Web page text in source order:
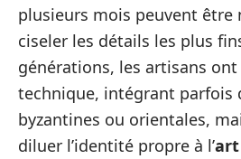
plusieurs mois peuvent être
ciseler les détails les plus
générations, les artisans
technique, intégrant parfois
byzantines ou orientales,
diluer l’identité propre à l’art